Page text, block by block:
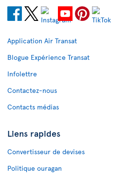
Application Air Transat
Blogue Expérience Transat
Infolettre
Contactez-nous
Contacts médias
Liens rapides
Convertisseur de devises
Politique ouragan